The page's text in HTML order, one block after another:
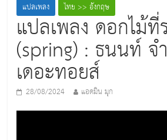
แปลเพลง ไทย >> อังกฤษ
แปลเพลง ดอกไม้
(spring) : ธนนท์ จ
เดอะทอยส์
28/08/2024 แอดมิน มุก